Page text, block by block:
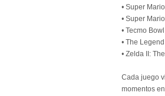
• Super
• Super
• Tecmo
• The
• Zelda II:
Cada juego
momentos